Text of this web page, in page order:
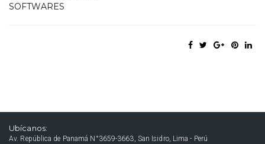
SOFTWARES
Ubícanos:
Av. República de Panamá N°3659-3663, San Isidro, Lima - Perú